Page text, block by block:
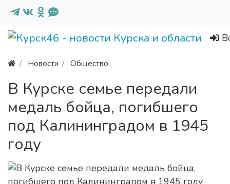
Новости Общество
В Курске семье передали
медаль бойца, погибшего
под Калининградом в 1945
году